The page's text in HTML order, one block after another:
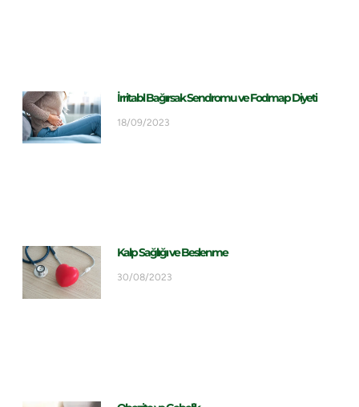
İrritabl Bağırsak Sendromu ve Fodmap Diyeti
18/09/2023
Kalp Sağlığı ve Beslenme
30/08/2023